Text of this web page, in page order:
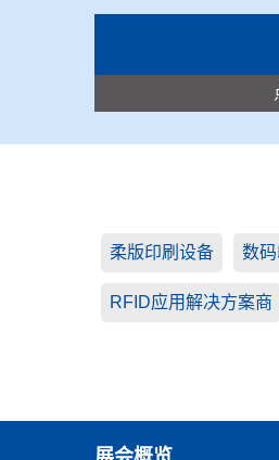
柔版印刷设备 数
RFID应用解决方案商